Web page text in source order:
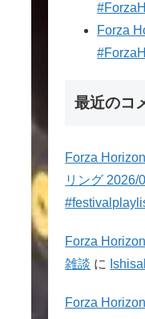
Forza
最近のコ
Forza
リング 2026/
Forza
雑談 に
Forza